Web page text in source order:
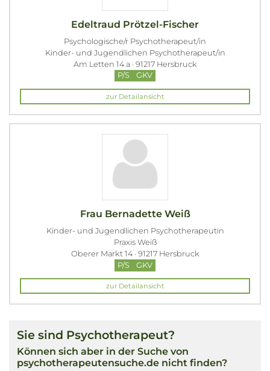
Edeltraud Prötzel-Fischer
Psychologische/r Psychotherapeut/in
Kinder- und Jugendlichen Psychotherapeut/in
Am Letten 14 a · 91217 Hersbruck
P/S
GKV
zur Detailansicht
Frau Bernadette Weiß
Kinder- und Jugendlichen Psychotherapeutin
Praxis Weiß
Oberer Markt 14 · 91217 Hersbruck
P/S
GKV
zur Detailansicht
Sie sind Psychotherapeut?
Können sich aber in der Suche von
psychotherapeutensuche.de nicht finden?